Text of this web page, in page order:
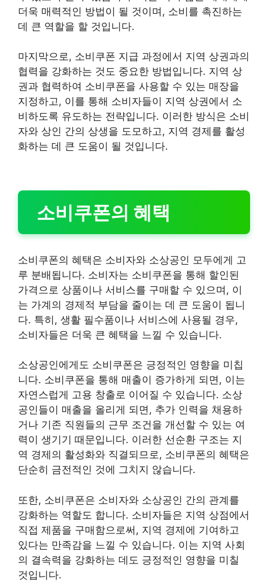
더욱 매력적인 방법이 될 것이며, 소비를 촉진하는
데 큰 역할을 할 것입니다.
마지막으로, 소비쿠폰 지급 과정에서 지역 상권과의
협력을 강화하는 것도 중요한 방법입니다. 지역 상
권과 협력하여 소비쿠폰을 사용할 수 있는 매장을
지정하고, 이를 통해 소비자들이 지역 상권에서 소
비하도록 유도하는 전략입니다. 이러한 방식은 소비
자와 상인 간의 상생을 도모하고, 지역 경제를 활성
화하는 데 큰 도움이 될 것입니다.
소비쿠폰의 혜택
소비쿠폰의 혜택은 소비자와 소상공인 모두에게 고
루 분배됩니다. 소비자는 소비쿠폰을 통해 할인된
가격으로 상품이나 서비스를 구매할 수 있으며, 이
는 가계의 경제적 부담을 줄이는 데 큰 도움이 됩니
다. 특히, 생활 필수품이나 서비스에 사용될 경우,
소비자들은 더욱 큰 혜택을 느낄 수 있습니다.
소상공인에게도 소비쿠폰은 긍정적인 영향을 미칩
니다. 소비쿠폰을 통해 매출이 증가하게 되면, 이는
자연스럽게 고용 창출로 이어질 수 있습니다. 소상
공인들이 매출을 올리게 되면, 추가 인력을 채용하
거나 기존 직원들의 근무 조건을 개선할 수 있는 여
력이 생기기 때문입니다. 이러한 선순환 구조는 지
역 경제의 활성화와 직결되므로, 소비쿠폰의 혜택은
단순히 금전적인 것에 그치지 않습니다.
또한, 소비쿠폰은 소비자와 소상공인 간의 관계를
강화하는 역할도 합니다. 소비자들은 지역 상점에서
직접 제품을 구매함으로써, 지역 경제에 기여하고
있다는 만족감을 느낄 수 있습니다. 이는 지역 사회
의 결속력을 강화하는 데도 긍정적인 영향을 미칠
것입니다.